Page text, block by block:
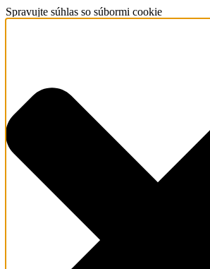
Spravujte súhlas so súbormi cookie